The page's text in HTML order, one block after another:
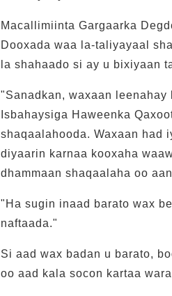
Macallimiinta Gargaarka
Dooxada waa la-taliyayaal
la shahaado si ay u bixiyaan
"Sanadkan, waxaan
Isbahaysiga Haweenka
shaqaalahooda. Waxaan had
diyaarin karnaa kooxaha
dhammaan shaqaalaha oo
"Ha sugin inaad barato wax
naftaada."
Si aad wax badan u barato,
oo aad kala socon kartaa